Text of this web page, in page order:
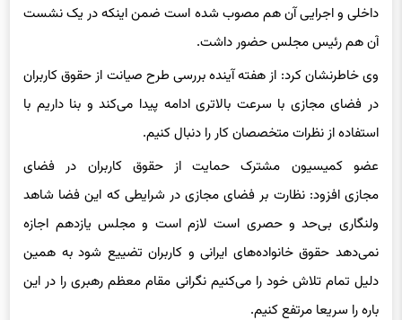
مشترک بررسی طرح صیانت از فضای مجازی انتخاب شده و آئین‌نامه
داخلی و اجرایی آن هم مصوب شده است ضمن اینکه در یک نشست
آن هم رئیس مجلس حضور داشت.
وی خاطرنشان کرد: از هفته آینده بررسی طرح صیانت از حقوق کاربران
در فضای مجازی با سرعت بالاتری ادامه پیدا می‌کند و بنا داریم با
استفاده از نظرات متخصصان کار را دنبال کنیم.
عضو کمیسیون مشترک حمایت از حقوق کاربران در فضای
مجازی افزود: نظارت بر فضای مجازی در شرایطی که این فضا شاهد
ولنگاری بی‌حد و حصری است لازم است و مجلس یازدهم اجازه
نمی‌دهد حقوق خانواده‌های ایرانی و کاربران تضییع شود به همین
دلیل تمام تلاش خود را می‌کنیم نگرانی مقام معظم رهبری را در این